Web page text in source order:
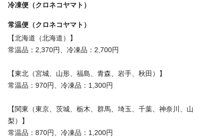
冷凍便（クロネコヤマト）
常温便（クロネコヤマト）
【北海道（北海道）】
常温品：2,370円、冷凍品：2,700円
【東北（宮城、山形、福島、青森、岩手、秋田）】
常温品：970円、冷凍品：1,300円
【関東（東京、茨城、栃木、群馬、埼玉、千葉、神奈川、山
梨）】
常温品：870円、冷凍品：1,200円